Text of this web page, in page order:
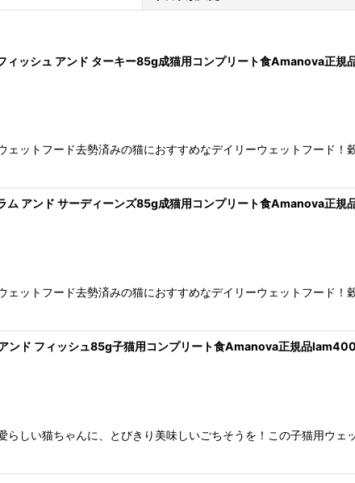
絞り込む
ィッシュ アンド ターキー85g成猫用コンプリート食Amanova正
ットフード去勢済みの猫におすすめなデイリーウェットフード
ム アンド サーディーンズ85g成猫用コンプリート食Amanova正
ットフード去勢済みの猫におすすめなデイリーウェットフード
ンド フィッシュ85g子猫用コンプリート食Amanova正規品
しい猫ちゃんに、とびきり美味しいごちそうを！この子猫用ウ